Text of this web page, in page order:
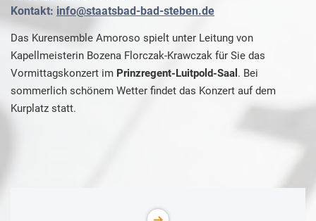
Kontakt: info@staatsbad-bad-steben.de
Das Kurensemble Amoroso spielt unter Leitung von
Kapellmeisterin Bozena Florczak-Krawczak für Sie das
Vormittagskonzert im Prinzregent-Luitpold-Saal . Bei
sommerlich schönem Wetter findet das Konzert auf dem
Kurplatz statt.